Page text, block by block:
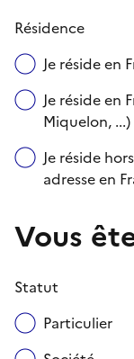
Résidence
Je réside en
Je réside en
Miquelon, ...)
Je réside
adresse en
Vous
Statut
Particulier